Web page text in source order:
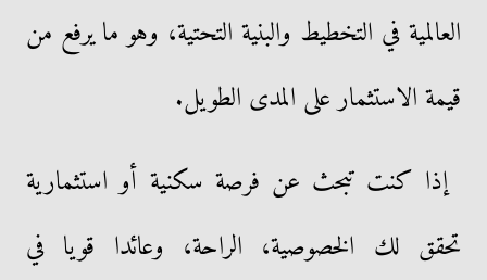
العالمية في التخطيط والبنية التحتية، وهو ما يرفع من
قيمة الاستثمار على المدى الطويل.
إذا كنت تبحث عن فرصة سكنية أو استثمارية
تحقق لك الخصوصية، الراحة، وعائدا قويا في